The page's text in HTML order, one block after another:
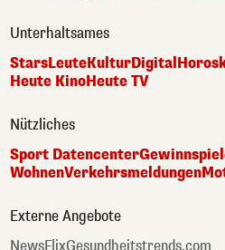
Unterhaltsames
StarsLeuteKulturDigital
Heute KinoHeute TV
Nützliches
Sport Datencenter
WohnenVerkehrsmeldungen
Externe Angebote
NewsFlixGesundheitstrends.com